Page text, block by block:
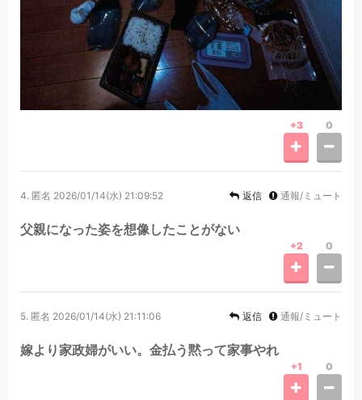
+3 0
4. 匿名 2026/01/14(水) 21:09:52 返信 通報/ミュート
父親になった姿を想像したことがない
+2 0
5. 匿名 2026/01/14(水) 21:11:06 返信 通報/ミュート
嫁より家政婦がいい。金払う黙って家事やれ
+1 0